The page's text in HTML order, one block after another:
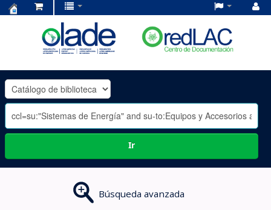
OLADE
-
Ir
Búsqueda avanzada